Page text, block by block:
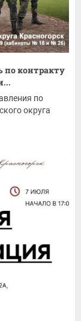
по контракту
по
округа